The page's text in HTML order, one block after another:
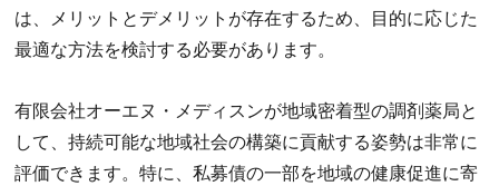
は、メリットとデメリットが存在するため、目的に応じた
最適な方法を検討する必要があります。
有限会社オーエヌ・メディスンが地域密着型の調剤薬局と
して、持続可能な地域社会の構築に貢献する姿勢は非常に
評価できます。特に、私募債の一部を地域の健康促進に寄